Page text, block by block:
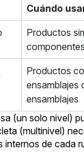
Cuándo
Productos
componentes
Productos
ensamblajes
ensamblajes
(un solo nivel)
(multinivel)
de cada